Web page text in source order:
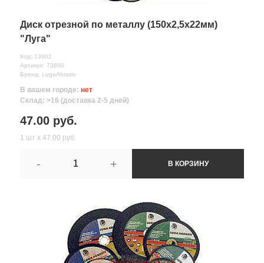
Диск отрезной по металлу (150х2,5х22мм)
"Луга"
Код: 13901
Артикул: 73660
Бренд: LugaAbrasiv
В вашем городе: нет
Склад: >16 (доставка 2-5 дней)
47.00 руб.
1 шт х 47.00 руб.
- + В КОРЗИНУ